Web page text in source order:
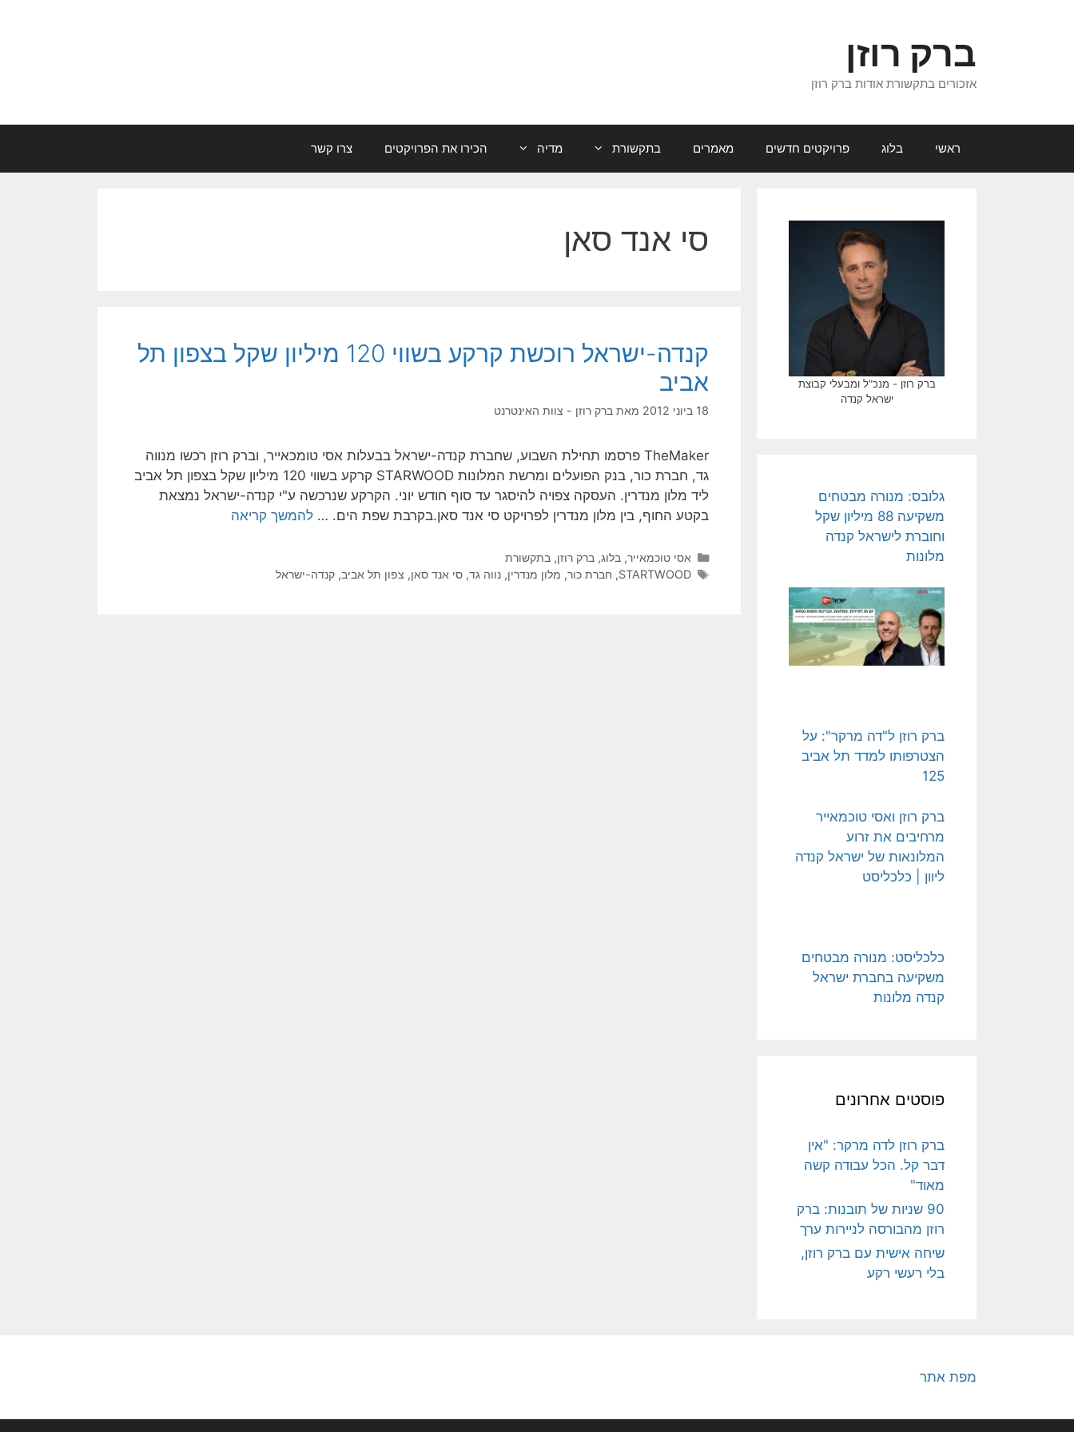
ברק רוזן
אזכורים בתקשורת אודות ברק רוזן
ראשי בלוג פרויקטים חדשים מאמרים בתקשורת מדיה הכירו את הפרויקטים צרו קשר
סי אנד סאן
קנדה-ישראל רוכשת קרקע בשווי 120 מיליון שקל בצפון תל
אביב
18 ביוני 2012 מאת ברק רוזן - צוות האינטרנט
TheMaker פרסמו תחילת השבוע, שחברת קנדה-ישראל בבעלות אסי טומכאייר, וברק רוזן רכשו מנווה
גד, חברת כור, בנק הפועלים ומרשת המלונות STARWOOD קרקע בשווי 120 מיליון שקל בצפון תל אביב
ליד מלון מנדרין. העסקה צפויה להיסגר עד סוף חודש יוני. הקרקע שנרכשה ע"י קנדה-ישראל נמצאת
בקטע החוף, בין מלון מנדרין לפרויקט סי אנד סאן.בקרבת שפת הים. … להמשך קריאה
קטגוריות
אסי טוכמאייר, בלוג, ברק רוזן, בתקשורת
תגיות
STARTWOOD
, חברת כור, מלון מנדרין, נווה גד, סי אנד סאן, צפון תל אביב, קנדה-ישראל
ברק רוזן - מנכ"ל ומבעלי קבוצת
ישראל קנדה
גלובס: מנורה מבטחים
משקיעה 88 מיליון שקל
וחוברת לישראל קנדה
מלונות
ברק רוזן ל"דה מרקר": על
הצטרפותו למדד תל אביב
125
ברק רוזן ואסי טוכמאייר
מרחיבים את זרוע
המלונאות של ישראל קנדה
ליוון | כלכליסט
כלכליסט: מנורה מבטחים
משקיעה בחברת ישראל
קנדה מלונות
פוסטים אחרונים
ברק רוזן לדה מרקר: "אין
דבר קל. הכל עבודה קשה
מאוד"
90 שניות של תובנות: ברק
רוזן מהבורסה לניירות ערך
שיחה אישית עם ברק רוזן,
בלי רעשי רקע
מפת אתר